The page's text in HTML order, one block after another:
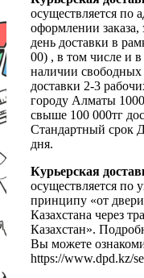
осуществляется по
оформлении заказа,
день доставки в
00) , в том числе и
наличии свободных
доставки 2-3
городу Алматы 1000
свыше 100 000тг
Стандартный срок
дня.
Курьерская
осуществляется по
принципу «от
Казахстана через
Казахстан».
Вы можете
https://www.dpd.kz/